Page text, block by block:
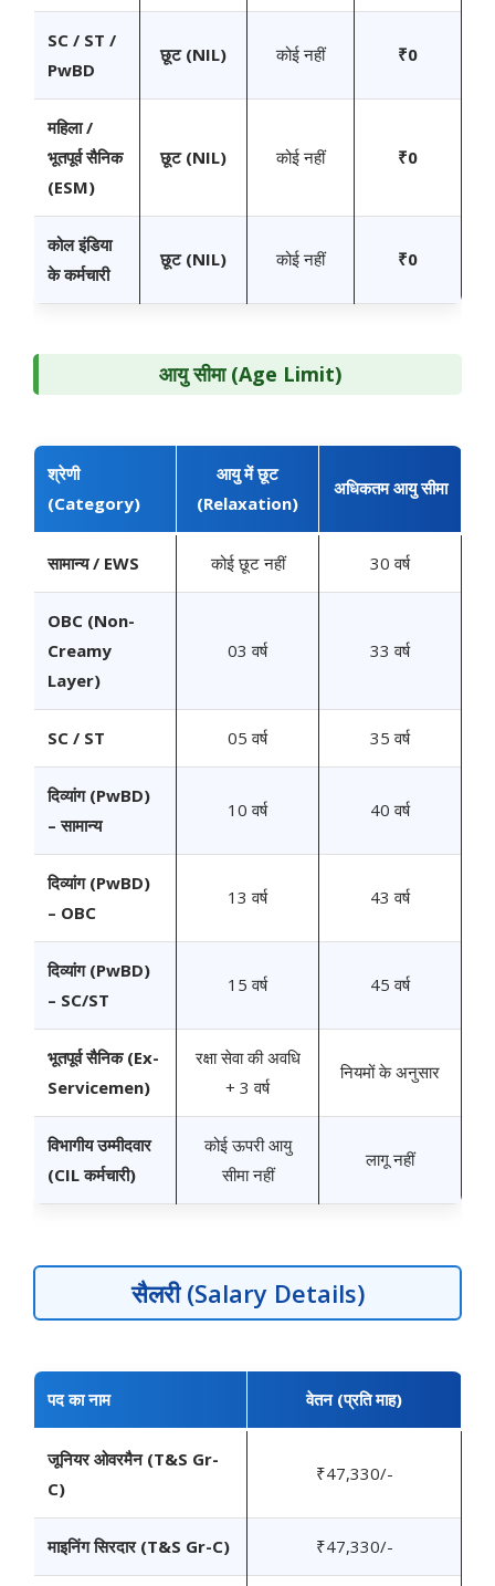
SC / ST /
PwBD
छूट (NIL) कोई नहीं ₹0
महिला /
भूतपूर्व सैनिक
(ESM)
छूट (NIL) कोई नहीं ₹0
कोल इंडिया
के कर्मचारी
छूट (NIL) कोई नहीं ₹0
आयु सीमा (Age Limit)
श्रेणी
(Category)
आयु में छूट
(Relaxation)
अधिकतम आयु सीमा
सामान्य / EWS कोई छूट नहीं 30 वर्ष
OBC (Non-
Creamy
Layer)
03 वर्ष 33 वर्ष
SC / ST 05 वर्ष 35 वर्ष
दिव्यांग (PwBD)
– सामान्य
10 वर्ष 40 वर्ष
दिव्यांग (PwBD)
– OBC
13 वर्ष 43 वर्ष
दिव्यांग (PwBD)
– SC/ST
15 वर्ष 45 वर्ष
भूतपूर्व सैनिक (Ex-
Servicemen)
रक्षा सेवा की अवधि
+ 3 वर्ष
नियमों के अनुसार
विभागीय उम्मीदवार
(CIL कर्मचारी)
कोई ऊपरी आयु
सीमा नहीं
लागू नहीं
सैलरी (Salary Details)
पद का नाम वेतन (प्रति माह)
जूनियर ओवरमैन (T&S Gr-
C)
₹47,330/-
माइनिंग सिरदार (T&S Gr-C) ₹47,330/-